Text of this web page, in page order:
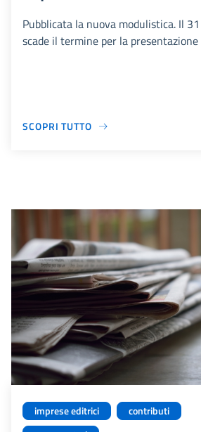
Pubblicata la nuova modulistica. Il
scade il termine per la presentazione
SCOPRI TUTTO
imprese editrici
contributi